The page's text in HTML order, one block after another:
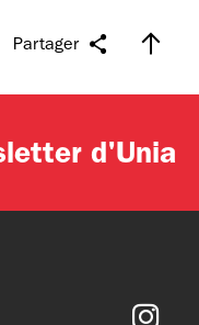
Partager
d'Unia